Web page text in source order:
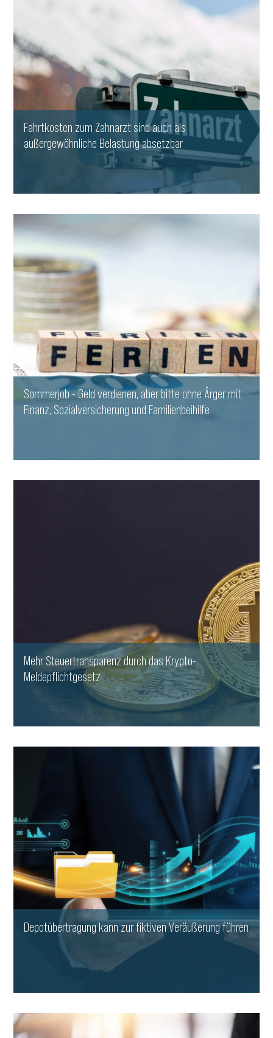
Fahrtkosten zum Zahnarzt sind auch als
außergewöhnliche Belastung absetzbar
WEITERLESEN
Sommerjob - Geld verdienen, aber bitte ohne Ärger mit
Finanz, Sozialversicherung und Familienbeihilfe
WEITERLESEN
Mehr Steuertransparenz durch das Krypto-
Meldepflichtgesetz
WEITERLESEN
Depotübertragung kann zur fiktiven Veräußerung führen
WEITERLESEN